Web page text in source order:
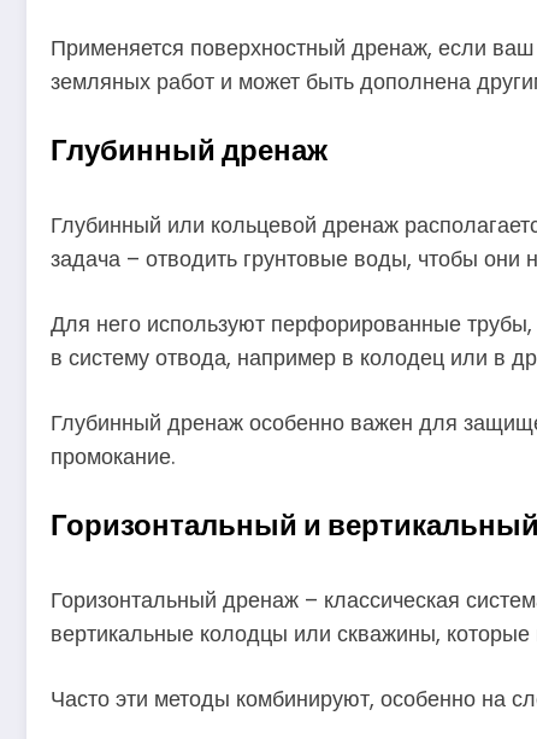
Применяется поверхностный дренаж, если ваш
земляных работ и может быть дополнена
Глубинный дренаж
Глубинный или кольцевой дренаж
задача – отводить грунтовые воды, чтобы они
Для него используют перфорированные
в систему отвода, например в колодец или в
Глубинный дренаж особенно важен для
промокание.
Горизонтальный и
Горизонтальный дренаж – классическая
вертикальные колодцы или скважины,
Часто эти методы комбинируют, особенно на